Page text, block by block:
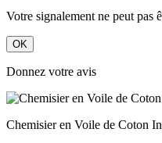
Votre signalement ne peut pas
OK
Donnez votre avis
Chemisier en Voile de Coton